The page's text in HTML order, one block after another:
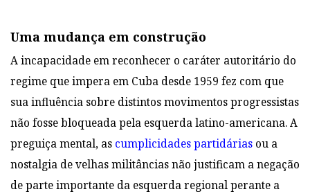
Uma mudança em construção
A incapacidade em reconhecer o caráter autoritário do
regime que impera em Cuba desde 1959 fez com que
sua influência sobre distintos movimentos progressistas
não fosse bloqueada pela esquerda latino-americana. A
preguiça mental, as cumplicidades partidárias ou a
nostalgia de velhas militâncias não justificam a negação
de parte importante da esquerda regional perante a